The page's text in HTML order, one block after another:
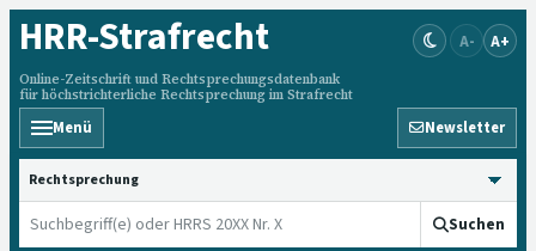
HRR-Strafrecht
Online-Zeitschrift und Rechtsprechungsdatenbank
für höchstrichterliche Rechtsprechung im Strafrecht
A- A+
Menü Newsletter
HRRS durchsuchen
Suchen